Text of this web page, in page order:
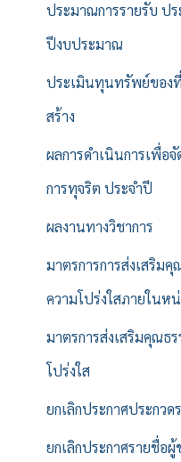
ประมาณการรายรับ ปร
ปีงบประมาณ
ประเมินทุนทรัพย์ของ
สร้าง
ผลการดำเนินการเพื่อจั
การทุจริต ประจำปี
ผลงานทางวิชาการ
มาตรการการส่งเสริม
ความโปร่งใสภายในห
มาตรการส่งเสริมคุณธ
โปร่งใส
ยกเลิกประกาศประกวด
ยกเลิกประกาศรายชื่อ